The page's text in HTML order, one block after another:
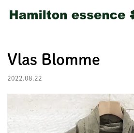
Vlas Blomme
2022.08.22